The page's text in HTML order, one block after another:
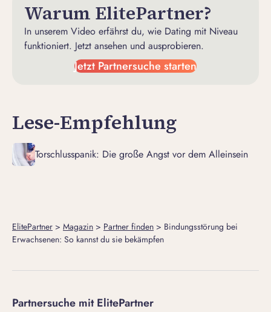
Warum ElitePartner?
In unserem Video erfährst du, wie Dating mit Niveau
funktioniert. Jetzt ansehen und ausprobieren.
Jetzt Partnersuche starten
Lese-Empfehlung
Torschlusspanik: Die große Angst vor dem Alleinsein
ElitePartner > Magazin > Partner finden > Bindungsstörung bei
Erwachsenen: So kannst du sie bekämpfen
Partnersuche mit ElitePartner